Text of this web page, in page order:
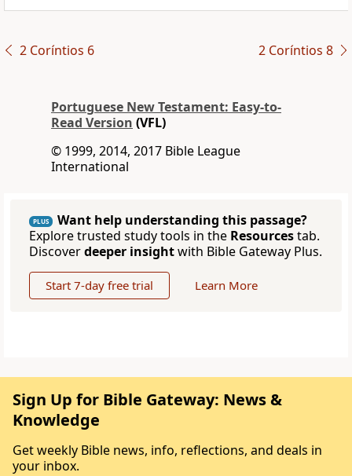
2 Coríntios 6 2 Coríntios 8
Portuguese New Testament: Easy-to-
Read Version (VFL)
© 1999, 2014, 2017 Bible League
International
PLUS
Want help understanding this passage?
Explore trusted study tools in the Resourcestab.
Discoverdeeper insightwith Bible Gateway Plus.
Start 7-day free trial Learn More
Sign Up for Bible Gateway: News &
Knowledge
Get weekly Bible news, info, reflections, and deals in
your inbox.